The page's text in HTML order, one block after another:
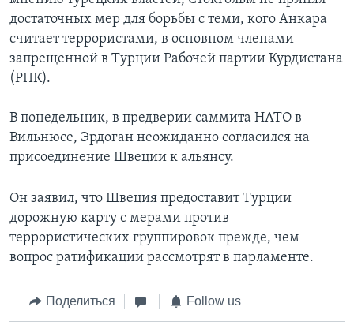
достаточных мер для борьбы с теми, кого Анкара
считает террористами, в основном членами
запрещенной в Турции Рабочей партии Курдистана
(РПК).
В понедельник, в предверии саммита НАТО в
Вильнюсе, Эрдоган неожиданно согласился на
присоединение Швеции к альянсу.
Он заявил, что Швеция предоставит Турции
дорожную карту с мерами против
террористических группировок прежде, чем
вопрос ратификации рассмотрят в парламенте.
Поделиться Follow us